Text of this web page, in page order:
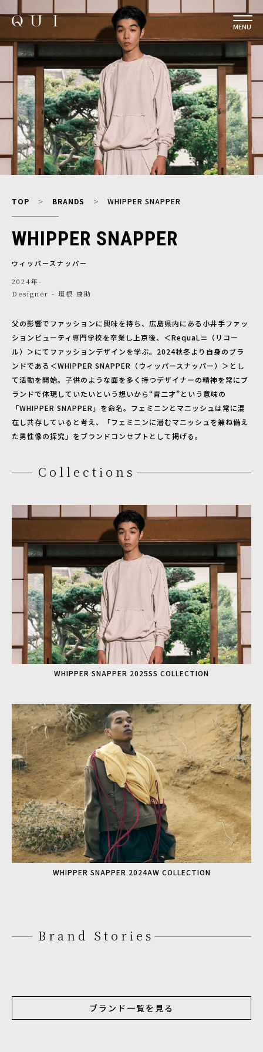
MENU
TOP BRANDS WHIPPER SNAPPER
WHIPPER SNAPPER
ウィッパースナッパー
2024年-
Designer - 垣根 康助
父の影響でファッションに興味を持ち、広島県内にある小井手ファッ
ションビューティ専門学校を卒業し上京後、＜RequaL≡（リコー
ル）＞にてファッションデザインを学ぶ。2024秋冬より自身のブラ
ンドである＜WHIPPER SNAPPER（ウィッパースナッパー）＞とし
て活動を開始。子供のような面を多く持つデザイナーの精神を常にブ
ランドで体現していたいという想いから“⻘二才”という意味の
「WHIPPER SNAPPER」を命名。フェミニンとマニッシュは常に混
在し共存していると考え、「フェミニンに潜むマニッシュを兼ね備え
た男性像の探究」をブランドコンセプトとして掲げる。
Collections
WHIPPER SNAPPER 2025SS COLLECTION
WHIPPER SNAPPER 2024AW COLLECTION
Brand Stories
ブランド一覧を見る